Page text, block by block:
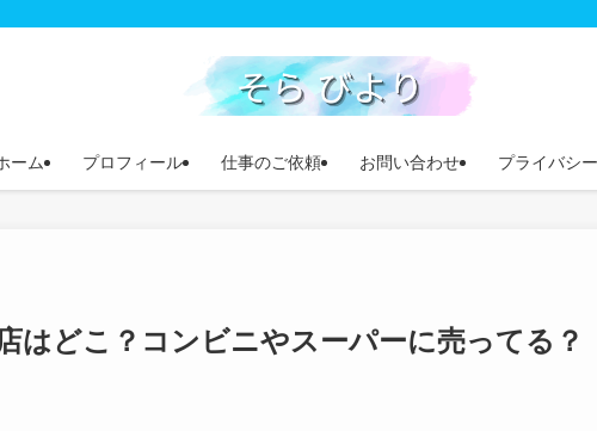
ーム プロフィール 仕事のご依頼 お問い合わせ プライバシ
はどこ？コンビニやスーパーに売ってる？